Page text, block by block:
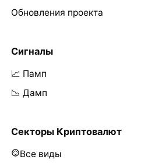
Обновления проекта
Сигналы
📈 Памп
📉 Дамп
Секторы Криптовалют
Все виды